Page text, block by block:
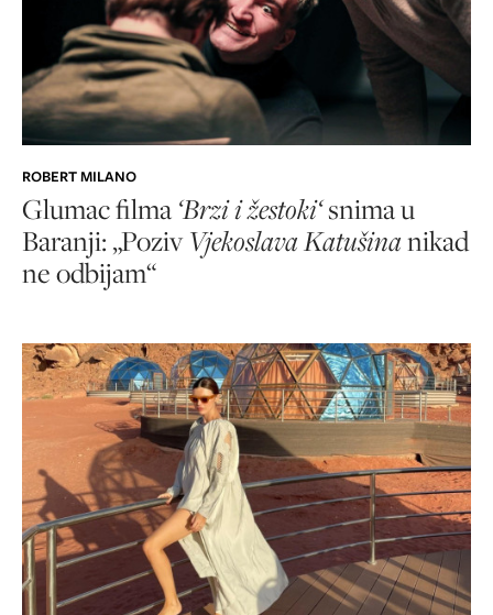
ROBERT MILANO
Glumac filma ‘Brzi i žestoki‘snima u
Baranji: „PozivVjekoslava Katušinanikad
ne odbijam“